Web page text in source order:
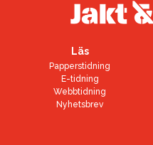
Läs
Papperstidning
E-tidning
Webbtidning
Nyhetsbrev